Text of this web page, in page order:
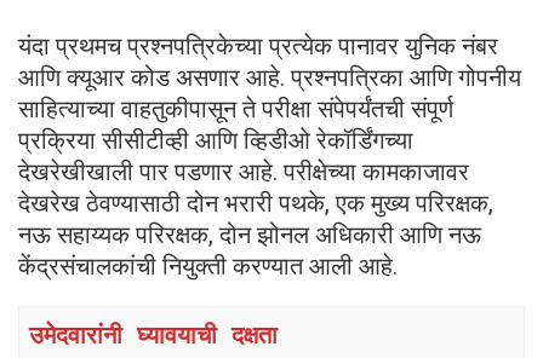
यंदा प्रथमच प्रश्नपत्रिकेच्या प्रत्येक पानावर युनिक नंबर
आणि क्यूआर कोड असणार आहे. प्रश्नपत्रिका आणि गोपनीय
साहित्याच्या वाहतुकीपासून ते परीक्षा संपेपर्यंतची संपूर्ण
प्रक्रिया सीसीटीव्ही आणि व्हिडीओ रेकॉर्डिंगच्या
देखरेखीखाली पार पडणार आहे. परीक्षेच्या कामकाजावर
देखरेख ठेवण्यासाठी दोन भरारी पथके, एक मुख्य परिरक्षक,
नऊ सहाय्यक परिरक्षक, दोन झोनल अधिकारी आणि नऊ
केंद्रसंचालकांची नियुक्ती करण्यात आली आहे.
उमेदवारांनी घ्यावयाची दक्षता